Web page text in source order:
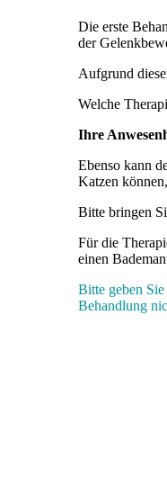
Die erste
der
Aufgrund
Welche
Ihre
Ebenso kann
Katzen
Bitte bringen
Für die
einen
Bitte geben
Behandlung